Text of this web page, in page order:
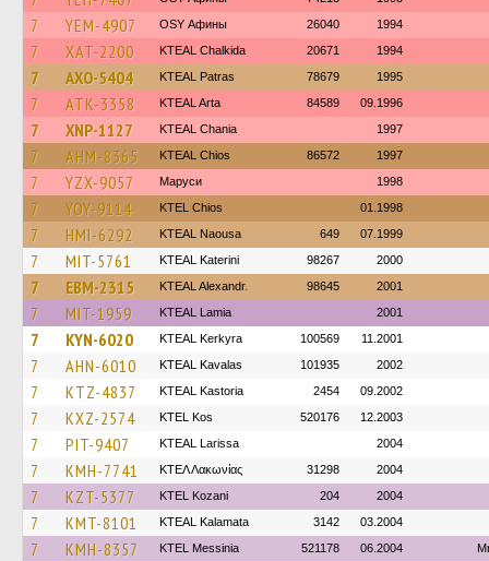
7 YEM-4907 OSY Афины 26040 1994
7 XAT-2200 KTEAL Chalkida 20671 1994
7 AXO-5404 KTEAL Patras 78679 1995
7 ATK-3358 KTEAL Arta 84589 09.1996
7 XNP-1127 KTEAL Chania 1997
7 AHM-8365 KTEAL Chios 86572 1997
7 YZX-9057 Маруси 1998
7 YOY-9114 KTEL Chios 01.1998
7 HMI-6292 KTEAL Naousa 649 07.1999
7 MIT-5761 KTEAL Katerini 98267 2000
7 EBM-2315 KTEAL Alexandr. 98645 2001
7 MIT-1959 KTEAL Lamia 2001
7 KYN-6020 KTEAL Kerkyra 100569 11.2001
7 AHN-6010 KTEAL Kavalas 101935 2002
7 KTZ-4837 KTEAL Kastoria 2454 09.2002
7 KXZ-2574 KTEL Kos 520176 12.2003
7 PIT-9407 KTEAL Larissa 2004
7 KMH-7741 ΚΤΕΛ Λακωνίας 31298 2004
7 KZT-5377 ΚΤΕL Kozani 204 2004
7 KMT-8101 KTEAL Kalamata 3142 03.2004
7 KMH-8357 KTEL Messinia 521178 06.2004